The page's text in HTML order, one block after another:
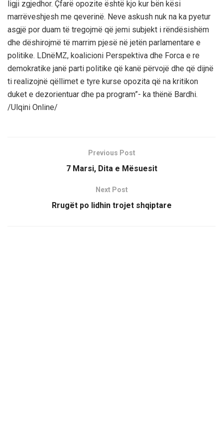
ligji zgjedhor. Çfarë opozite është kjo kur bën kësi
marrëveshjesh me qeverinë. Neve askush nuk na ka pyetur
asgjë por duam të tregojmë që jemi subjekt i rëndësishëm
dhe dëshirojmë të marrim pjesë në jetën parlamentare e
politike. LDnëMZ, koalicioni Perspektiva dhe Forca e re
demokratike janë parti politike që kanë përvojë dhe që dijnë
ti realizojnë qëllimet e tyre kurse opozita që na kritikon
duket e dezorientuar dhe pa program”- ka thënë Bardhi.
/Ulqini Online/
Previous Post
7 Marsi, Dita e Mësuesit
Next Post
Rrugët po lidhin trojet shqiptare